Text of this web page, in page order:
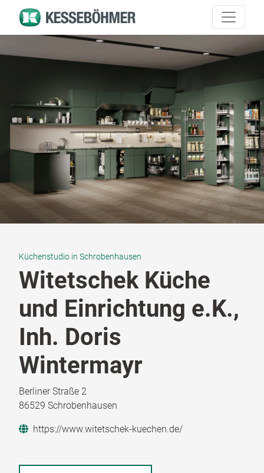
Küchenstudio in Schrobenhausen
Witetschek Küche
und Einrichtung e.K.,
Inh. Doris
Wintermayr
Berliner Straße 2
86529 Schrobenhausen
https://www.witetschek-kuechen.de/